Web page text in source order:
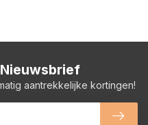
aantrekkelijke kortingen!